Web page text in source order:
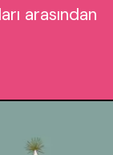
arasından